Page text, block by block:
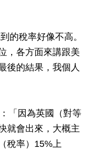
的稅率好像不高。
，各方面來講跟美
後的結果，我個人
「因為英國（對等
就會出來，大概主
稅率）15%上